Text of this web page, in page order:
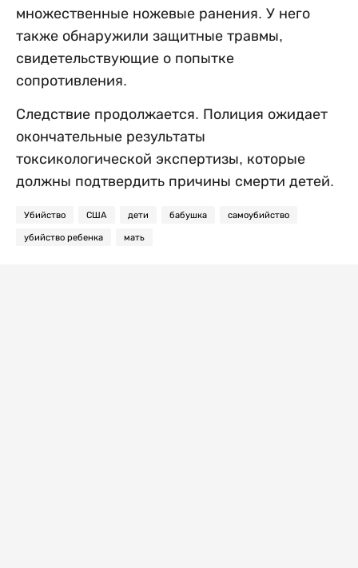
множественные ножевые ранения. У него
также обнаружили защитные травмы,
свидетельствующие о попытке
сопротивления.
Следствие продолжается. Полиция ожидает
окончательные результаты
токсикологической экспертизы, которые
должны подтвердить причины смерти детей.
Убийство США дети бабушка самоубийство
убийство ребенка мать